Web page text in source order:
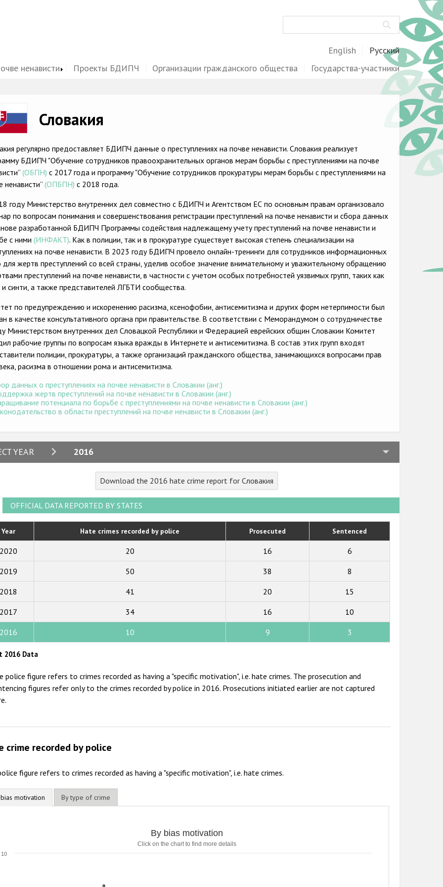
English
Русский
ненависти
Проекты БДИПЧ Организации гражданского общества Государства-участники
Словакия
регулярно предоставляет БДИПЧ данные о преступлениях на почве ненависти. Словакия реализует
БДИПЧ "Обучение сотрудников правоохранительных органов мерам борьбы с преступлениями на почве
(ОБПН) с 2017 года и программу "Обучение сотрудников прокуратуры мерам борьбы с преступлениями на
ненависти”(ОПБПН) с 2018 года.
году Министерство внутренних дел совместно с БДИПЧ и Агентством ЕС по основным правам организовало
по вопросам понимания и совершенствования регистрации преступлений на почве ненависти и сбора данных
разработанной БДИПЧ Программы содействия надлежащемy учету преступлений на почве ненависти и
с ними(ИНФАКТ). Как в полиции, так и в прокуратуре существует высокая степень специализации на
на почве ненависти. В 2023 году БДИПЧ провело онлайн-тренинги для сотрудников информационных
жертв преступлений со всей страны, уделив особое значение внимательному и уважительному обращению
преступлений на почве ненависти, в частности с учетом особых потребностей уязвимых групп, таких как
синти, а также представителей ЛГБТИ сообщества.
по предупреждению и искоренению расизма, ксенофобии, антисемитизма и других форм нетерпимости был
в качестве консультативного органа при правительстве. В соответствии с Меморандумом о сотрудничестве
Министерством внутренних дел Словацкой Республики и Федерацией еврейских общин Словакии Комитет
рабочие группы по вопросам языка вражды в Интернете и антисемитизма. В состав этих групп входят
полиции, прокуратуры, а также организаций гражданского общества, занимающихся вопросами прав
расизма в отношении рома и антисемитизма.
данных о преступлениях на почве ненависти в Словакии (анг.)
жертв преступлений на почве ненависти в Словакии (анг.)
потенциала по борьбе с преступлениями на почве ненависти в Словакии (анг.)
в области преступлений на почве ненависти в Словакии (анг.)
YEAR 2016
2024
2021
2020
2019
2011
Download the 2016 hate crime report for Словакия
OFFICIAL DATA REPORTED BY STATES
Year Hate crimes recorded by police Prosecuted Sentenced
2020 20 16 6
2019 50 38 8
2018 41 20 15
2017 34 16 10
2016 10 9 3
2016 Data
police figure refers to crimes recorded as having a "specific motivation", i.e. hate crimes. The prosecution and
figures refer only to the crimes recorded by police in 2016. Prosecutions initiated earlier are not captured
crime recorded by police
figure refers to crimes recorded as having a "specific motivation", i.e. hate crimes.
motivation By type of crime
on the chart to find more details
By bias motivation
Click on the chart to find more details
10